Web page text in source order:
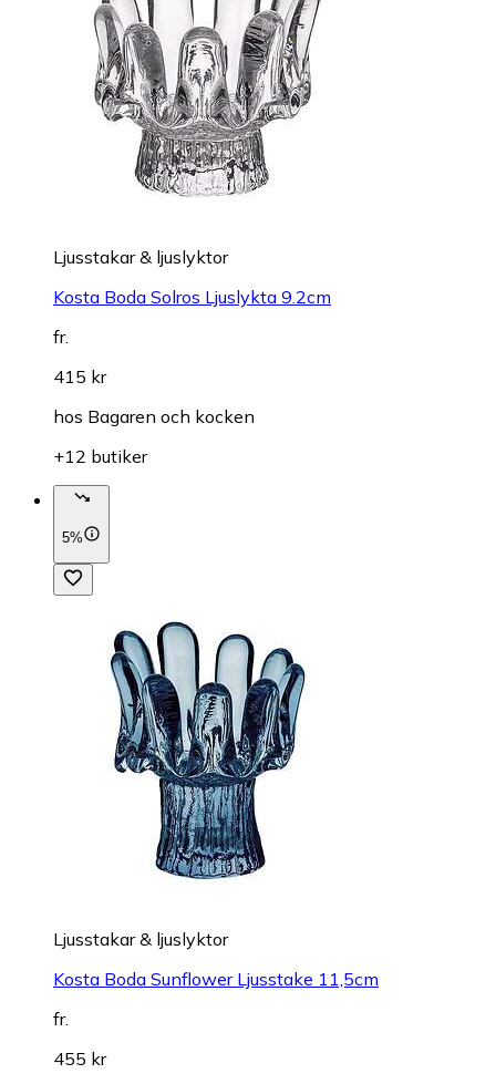
Ljusstakar & ljuslyktor
Kosta Boda Solros Ljuslykta 9.2cm
fr.
415 kr
hos Bagaren och kocken
+12 butiker
5%
Ljusstakar & ljuslyktor
Kosta Boda Sunflower Ljusstake 11,5cm
fr.
455 kr